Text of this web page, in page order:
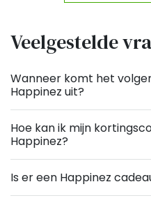
Veelgestelde
Wanneer komt het
Happinez uit?
Hoe kan ik mijn
Happinez?
Is er een Happinez